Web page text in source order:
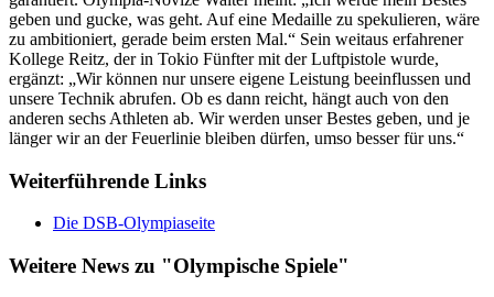
geben und gucke, was geht. Auf eine Medaille zu spekulieren, wäre
zu ambitioniert, gerade beim ersten Mal.“ Sein weitaus erfahrener
Kollege Reitz, der in Tokio Fünfter mit der Luftpistole wurde,
ergänzt: „Wir können nur unsere eigene Leistung beeinflussen und
unsere Technik abrufen. Ob es dann reicht, hängt auch von den
anderen sechs Athleten ab. Wir werden unser Bestes geben, und je
länger wir an der Feuerlinie bleiben dürfen, umso besser für uns.“
Weiterführende Links
Die DSB-Olympiaseite
Weitere News zu "Olympische Spiele"